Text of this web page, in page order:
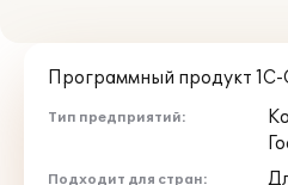
Программный продукт 1С-
Тип предприятий:
Подходит для стран: